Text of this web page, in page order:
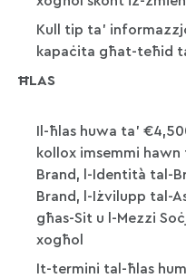
Kull tip ta’
kapaċita għat-teħid
ĦLAS
Il-ħlas huwa ta’
kollox imsemmi
Brand, l-Identità tal-
Brand, l-Iżvilupp tal-
għas-Sit u l-Mezzi
xogħol
It-termini tal-ħlas